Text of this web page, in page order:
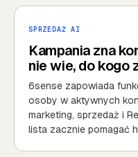
SPRZEDAŻ AI
Kampania zna
nie wie, do kogo
6sense zapowiada
osoby w aktywnych
marketing, sprzedaż i
lista zacznie pomagać